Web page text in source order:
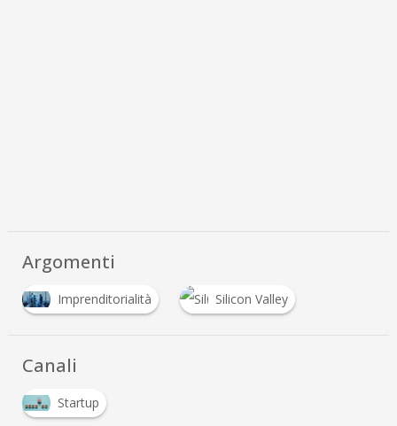
Argomenti
Imprenditorialità Silicon Valley
Canali
Startup